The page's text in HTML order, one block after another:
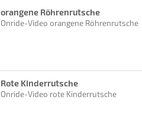
orangene Röhrenrutsche
Onride-Video orangene Röhrenrutsche
Rote Kinderrutsche
Onride-Video rote Kinderrutsche